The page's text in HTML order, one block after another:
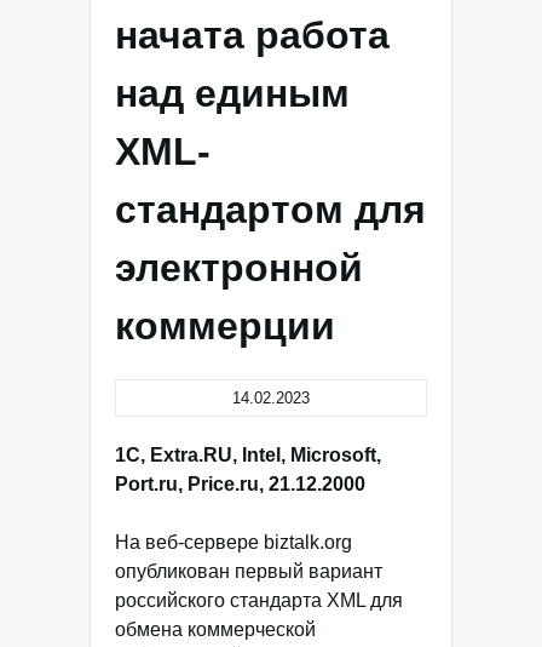
начата работа
над единым
XML-
стандартом для
электронной
коммерции
14.02.2023
1C, Extra.RU, Intel, Microsoft,
Port.ru, Price.ru, 21.12.2000
На веб-сервере biztalk.org
опубликован первый вариант
российского стандарта XML для
обмена коммерческой